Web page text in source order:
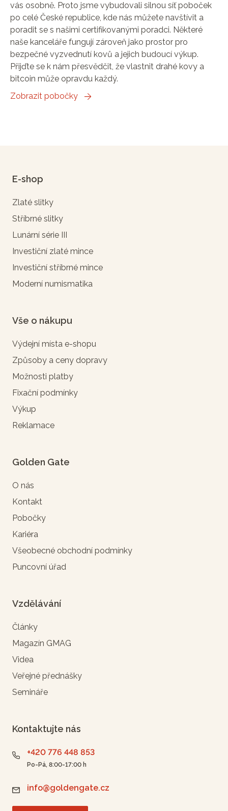
vás osobně. Proto jsme vybudovali silnou síť poboček
po celé České republice, kde nás můžete navštívit a
poradit se s našimi certifikovanými poradci. Některé
naše kanceláře fungují zároveň jako prostor pro
bezpečné vyzvednutí kovů a jejich budoucí výkup.
Přijďte se k nám přesvědčit, že vlastnit drahé kovy a
bitcoin může opravdu každý.
Zobrazit pobočky
E-shop
Zlaté slitky
Stříbrné slitky
Lunární série III
Investiční zlaté mince
Investiční stříbrné mince
Moderní numismatika
Vše o nákupu
Výdejní místa e-shopu
Způsoby a ceny dopravy
Možnosti platby
Fixační podmínky
Výkup
Reklamace
Golden Gate
O nás
Kontakt
Pobočky
Kariéra
Všeobecné obchodní podmínky
Puncovní úřad
Vzdělávání
Články
Magazín GMAG
Videa
Veřejné přednášky
Semináře
Kontaktujte nás
+420 776 448 853
Po-Pá, 8:00-17:00 h
info@goldengate.cz